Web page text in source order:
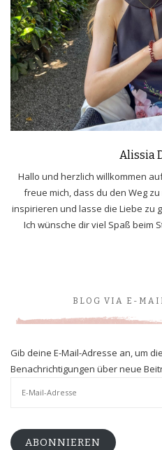
Alissia
Hallo und herzlich willkommen
freue mich, dass du den Weg
inspirieren und lasse die Liebe zu
Ich wünsche dir viel Spaß beim
BLOG VIA E-
Gib deine E-Mail-Adresse an, um
Benachrichtigungen über neue
ABONNIEREN